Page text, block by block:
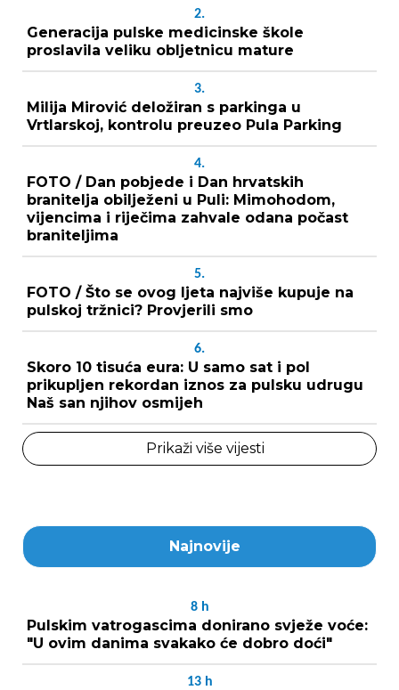
2.
Generacija pulske medicinske škole
proslavila veliku obljetnicu mature
3.
Milija Mirović deložiran s parkinga u
Vrtlarskoj, kontrolu preuzeo Pula Parking
4.
FOTO / Dan pobjede i Dan hrvatskih
branitelja obilježeni u Puli: Mimohodom,
vijencima i riječima zahvale odana počast
braniteljima
5.
FOTO / Što se ovog ljeta najviše kupuje na
pulskoj tržnici? Provjerili smo
6.
Skoro 10 tisuća eura: U samo sat i pol
prikupljen rekordan iznos za pulsku udrugu
Naš san njihov osmijeh
Prikaži više vijesti
Najnovije
8 h
Pulskim vatrogascima donirano svježe voće:
"U ovim danima svakako će dobro doći"
13 h